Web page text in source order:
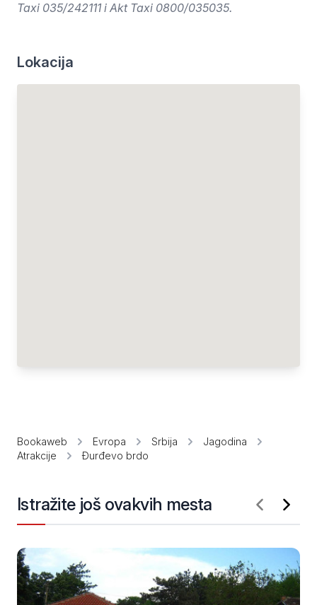
Taxi 035/242111 i Akt Taxi 0800/035035.
Lokacija
Bookaweb Evropa Srbija
Jagodina
Atrakcije
Đurđevo brdo
Istražite još ovakvih mesta